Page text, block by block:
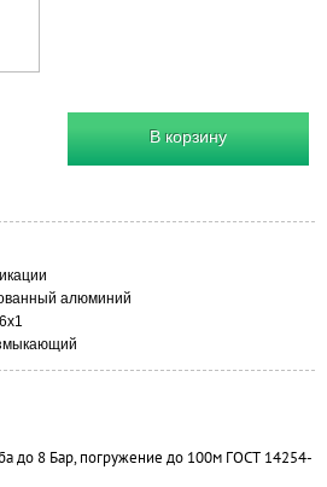
В корзину
алюминий
до 8 Бар, погружение до 100м ГОСТ 14254-